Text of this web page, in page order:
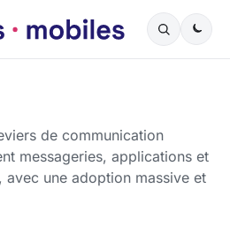
de communication
messageries, applications et
avec une adoption massive et